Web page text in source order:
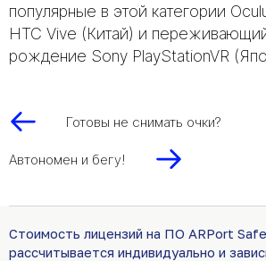
популярные в этой категории
HTC Vive (Китай) и
рождение Sony PlayStationVR
Готовы не снимать очки?
Автономен и бегу!
Стоимость лицензий на ПО ARPort
рассчитывается индивидуально и